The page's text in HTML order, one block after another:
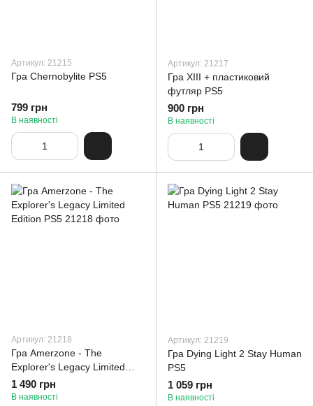
Артикул: 21215
Гра Chernobylite PS5
799 грн
В наявності
Артикул: 21217
Гра XIII + пластиковий
футляр PS5
900 грн
В наявності
Артикул: 21218
Гра Amerzone - The
Explorer's Legacy Limited
Edition PS5
1 490 грн
В наявності
Артикул: 21219
Гра Dying Light 2 Stay Human
PS5
1 059 грн
В наявності